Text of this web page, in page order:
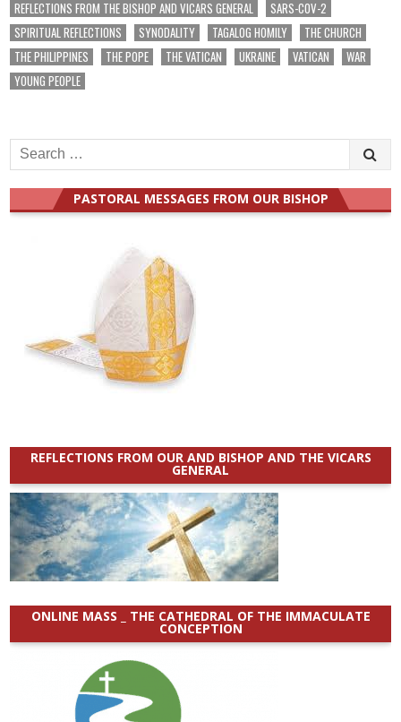
REFLECTIONS FROM THE BISHOP AND VICARS GENERAL
SARS-COV-2
SPIRITUAL REFLECTIONS
SYNODALITY TAGALOG HOMILY
THE CHURCH
THE PHILIPPINES
THE POPE THE VATICAN UKRAINE VATICAN
WAR
YOUNG PEOPLE
Search
for:
PASTORAL MESSAGES FROM OUR BISHOP
REFLECTIONS FROM OUR AND BISHOP AND THE VICARS
GENERAL
ONLINE MASS _ THE CATHEDRAL OF THE IMMACULATE
CONCEPTION